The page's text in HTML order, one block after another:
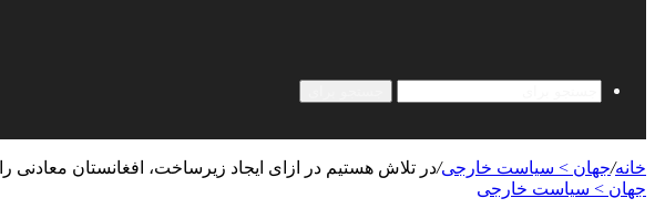
خانه/جهان > سیاست خارجی/در تلاش هستیم در ازای ایجاد زیرساخت‌، افغانستان معادنی را
جهان > سیاست خارجی